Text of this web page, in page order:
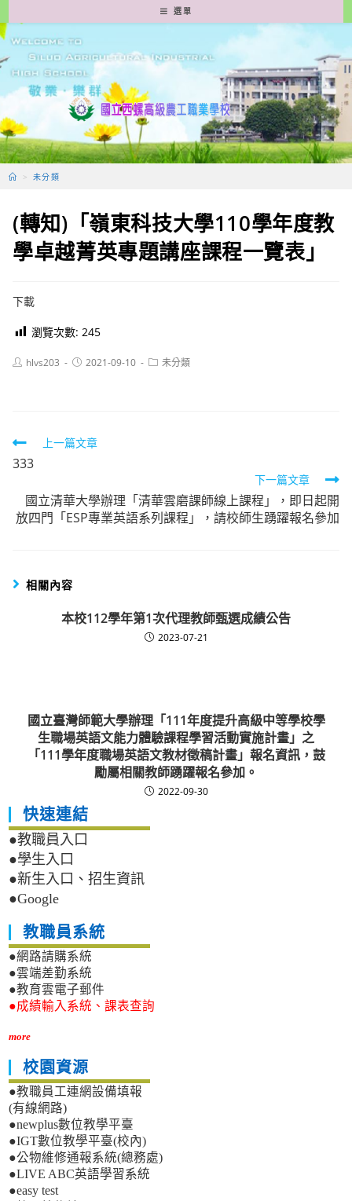
轉
至
要
容
選單
> 未分類
(轉知)「嶺東科技大學110學年度教
學卓越菁英專題講座課程一覽表」
下載
瀏覽次數: 245
Posthlvs203
Post2021-09-10
Post未分類
Read
more
articles
上一篇文章
333
下一篇文章
國立清華大學辦理「清華雲磨課師線上課程」，即日起開
放四門「ESP專業英語系列課程」，請校師生踴躍報名參加
相關內容
本校112學年第1次代理教師甄選成績公告
2023-07-21
國立臺灣師範大學辦理「111年度提升高級中等學校學
生職場英語文能力體驗課程學習活動實施計畫」之
「111學年度職場英語文教材徵稿計畫」報名資訊，鼓
勵屬相關教師踴躍報名參加。
2022-09-30
快速連結
●教職員入口
●學生入口
●新生入口、招生資訊
●Google
教職員系統
●網路請購系統
●雲端差勤系統
●教育雲電子郵件
●成績輸入系統、課表查詢
more
校園資源
●教職員工連網設備填報
(有線網路)
●newplus數位教學平臺
●IGT數位教學平臺(校內)
●公物維修通報系統(總務處)
●LIVE ABC英語學習系統
●easy test